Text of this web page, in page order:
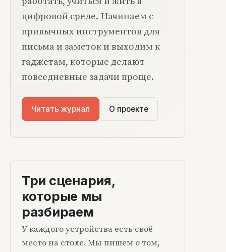
цифровой среде. Начинаем с
привычных инструментов для
письма и заметок и выходим к
гаджетам, которые делают
повседневные задачи проще.
Читать журнал О проекте
Три сценария,
которые мы
разбираем
У каждого устройства есть своё
место на столе. Мы пишем о том,